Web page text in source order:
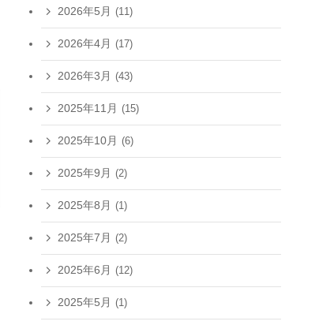
2026年5月 (11)
2026年4月 (17)
2026年3月 (43)
2025年11月 (15)
2025年10月 (6)
2025年9月 (2)
2025年8月 (1)
2025年7月 (2)
2025年6月 (12)
2025年5月 (1)